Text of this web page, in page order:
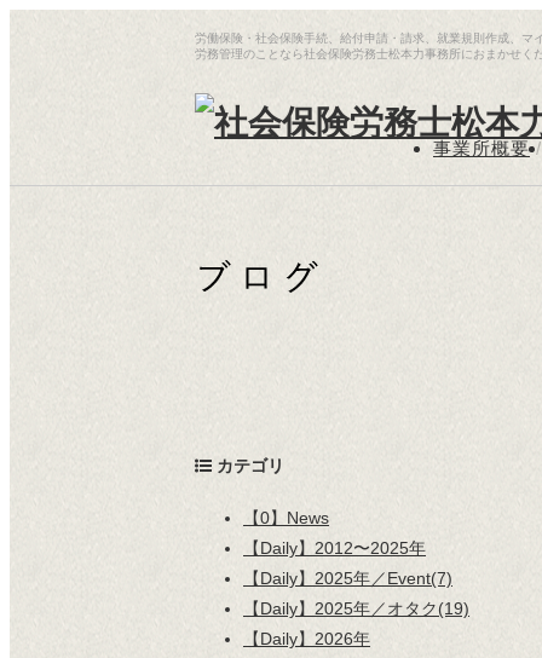
労働保険・社会保険手続、給付申請・請求、就業規則作成、マ
労務管理のことなら社会保険労務士松本力事務所におまかせく
事業所概要 /
カテゴリ
【0】News
【Daily】2012〜2025年
【Daily】2025年／Event(7)
【Daily】2025年／オタク(19)
【Daily】2026年